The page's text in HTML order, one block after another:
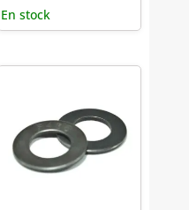
En stock